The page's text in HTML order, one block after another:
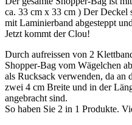
ca. 33 cm x 33 cm ) Der Deckel
mit Laminierband abgesteppt
Jetzt kommt der Clou!
Durch aufreissen von 2
Shopper-Bag vom Wägelchen
als Rucksack verwenden, da an
zwei 4 cm Breite und in der
angebracht sind.
So haben Sie 2 in 1 Produkte.